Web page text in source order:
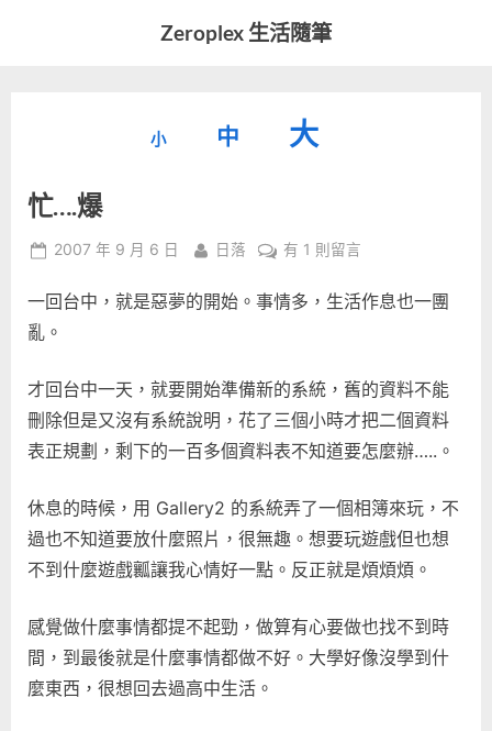
Zeroplex 生活隨筆
發
事
小
小。
中
重
型
大
大
字
型
小。
忙….爆
Posted
2007 年 9 月 6 日 By
日落
在
爆〉
有 1 則留言
一回台中，就是惡夢的開始。事情多，生活作息也一團
亂。
才回台中一天，就要開始準備新的系統，舊的資料不能
刪除但是又沒有系統說明，花了三個小時才把二個資料
表正規劃，剩下的一百多個資料表不知道要怎麼辦…..。
休息的時候，用 Gallery2 的系統弄了一個相簿來玩，不
過也不知道要放什麼照片，很無趣。想要玩遊戲但也想
不到什麼遊戲瓤讓我心情好一點。反正就是煩煩煩。
感覺做什麼事情都提不起勁，做算有心要做也找不到時
間，到最後就是什麼事情都做不好。大學好像沒學到什
麼東西，很想回去過高中生活。